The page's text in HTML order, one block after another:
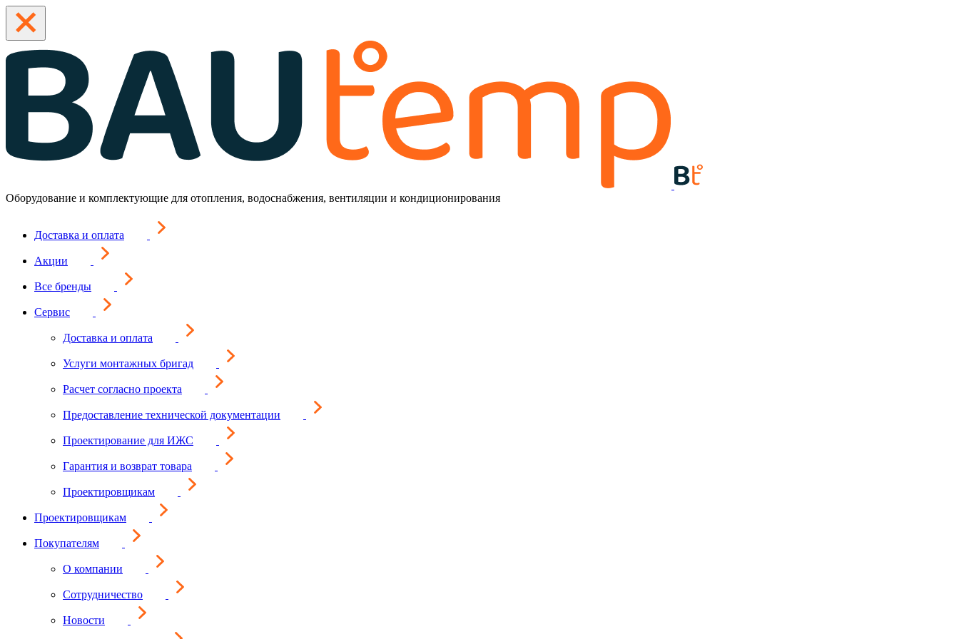
Оборудование и комплектующие для отопления, водоснабжения, вентиляции и кондиционирования
Доставка и оплата
Акции
Все бренды
Сервис
Доставка и оплата
Услуги монтажных бригад
Расчет согласно проекта
Предоставление технической документации
Проектирование для ИЖС
Гарантия и возврат товара
Проектировщикам
Проектировщикам
Покупателям
О компании
Сотрудничество
Новости